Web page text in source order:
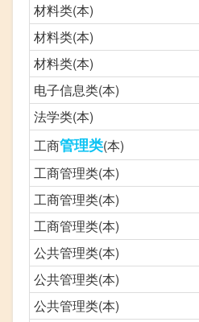
材料类(本)
材料类(本)
材料类(本)
电子信息类(本)
法学类(本)
工商管理类(本)
工商管理类(本)
工商管理类(本)
工商管理类(本)
公共管理类(本)
公共管理类(本)
公共管理类(本)